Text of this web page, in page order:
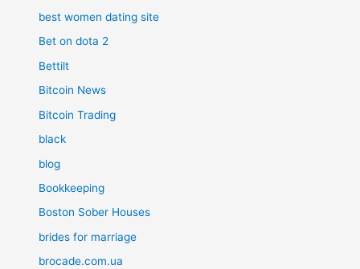
best women dating site
Bet on dota 2
Bettilt
Bitcoin News
Bitcoin Trading
black
blog
Bookkeeping
Boston Sober Houses
brides for marriage
brocade.com.ua